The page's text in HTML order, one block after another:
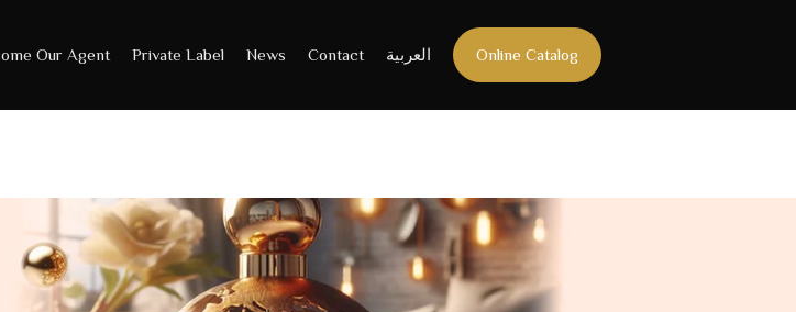
Our Agent Private Label News Contact العربية Online Catalog